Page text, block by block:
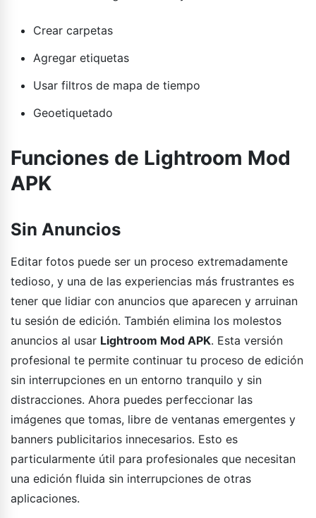
Crear carpetas
Agregar etiquetas
Usar filtros de mapa de tiempo
Geoetiquetado
Funciones de Lightroom Mod
APK
Sin Anuncios
Editar fotos puede ser un proceso extremadamente
tedioso, y una de las experiencias más frustrantes es
tener que lidiar con anuncios que aparecen y arruinan
tu sesión de edición. También elimina los molestos
anuncios al usar Lightroom Mod APK. Esta versión
profesional te permite continuar tu proceso de edición
sin interrupciones en un entorno tranquilo y sin
distracciones. Ahora puedes perfeccionar las
imágenes que tomas, libre de ventanas emergentes y
banners publicitarios innecesarios. Esto es
particularmente útil para profesionales que necesitan
una edición fluida sin interrupciones de otras
aplicaciones.